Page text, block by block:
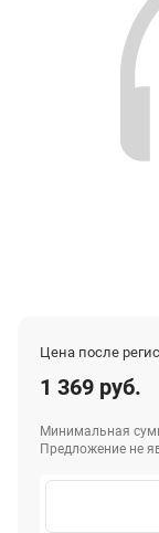
Цена после
1 369 руб.
Минимальная
Предложение не